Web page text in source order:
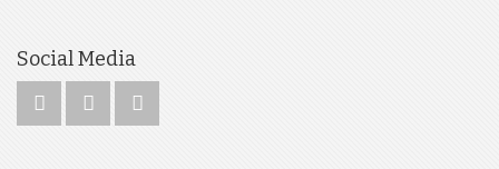
Social Media